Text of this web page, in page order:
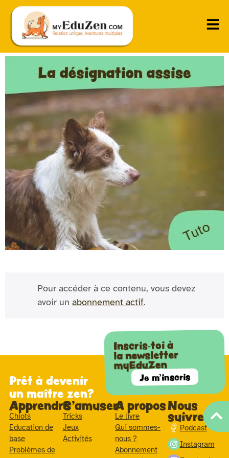
Apprendre à désigner l’odeur en changeant de
position (assis ou couché)
Pour accéder à ce contenu, vous devez
avoir un abonnement actif.
Prêt à devenir
un maître zen?
Inscris-toi à
la newsletter
myEduZen
Je m'inscris
Apprendre
Chiots
Education de
base
Problèmes de
S'amuser
Tricks
Jeux
Activités
A propos
Le livre
Qui sommes-
nous ?
Abonnement
Nous
suivre
Podcast
Instagram